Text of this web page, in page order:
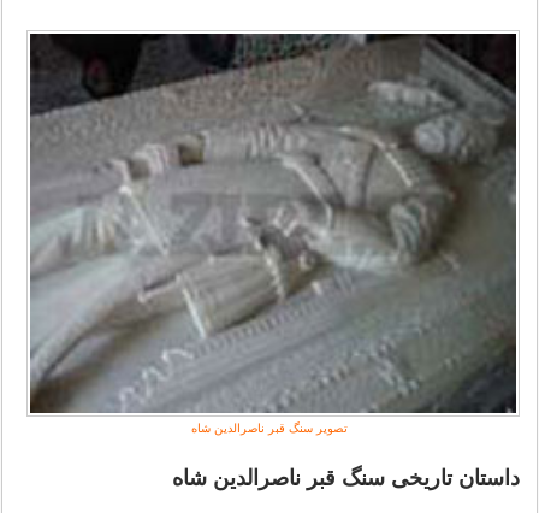
تصویر سنگ قبر ناصرالدین شاه
داستان تاریخی سنگ قبر ناصرالدین شاه